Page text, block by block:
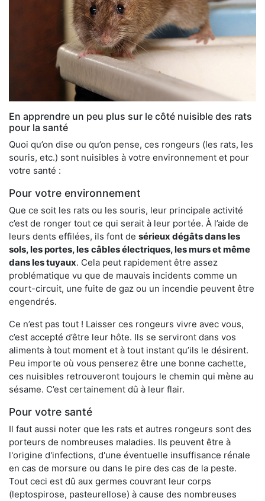
En apprendre un peu plus sur le côté nuisible des rats
pour la santé
Quoi qu’on dise ou qu’on pense, ces rongeurs (les rats, les
souris, etc.) sont nuisibles à votre environnement et pour
votre santé :
Pour votre environnement
Que ce soit les rats ou les souris, leur principale activité
c’est de ronger tout ce qui serait à leur portée. À l’aide de
leurs dents effilées, ils font de sérieux dégâts dans les
sols, les portes, les câbles électriques, les murs et même
dans les tuyaux. Cela peut rapidement être assez
problématique vu que de mauvais incidents comme un
court-circuit, une fuite de gaz ou un incendie peuvent être
engendrés.
Ce n’est pas tout ! Laisser ces rongeurs vivre avec vous,
c’est accepté d’être leur hôte. Ils se serviront dans vos
aliments à tout moment et à tout instant qu’ils le désirent.
Peu importe où vous penserez être une bonne cachette,
ces nuisibles retrouveront toujours le chemin qui mène au
sésame. C’est certainement dû à leur flair.
Pour votre santé
Il faut aussi noter que les rats et autres rongeurs sont des
porteurs de nombreuses maladies. Ils peuvent être à
l'origine d'infections, d'une éventuelle insuffisance rénale
en cas de morsure ou dans le pire des cas de la peste.
Tout ceci est dû aux germes couvrant leur corps
(leptospirose, pasteurellose) à cause des nombreuses